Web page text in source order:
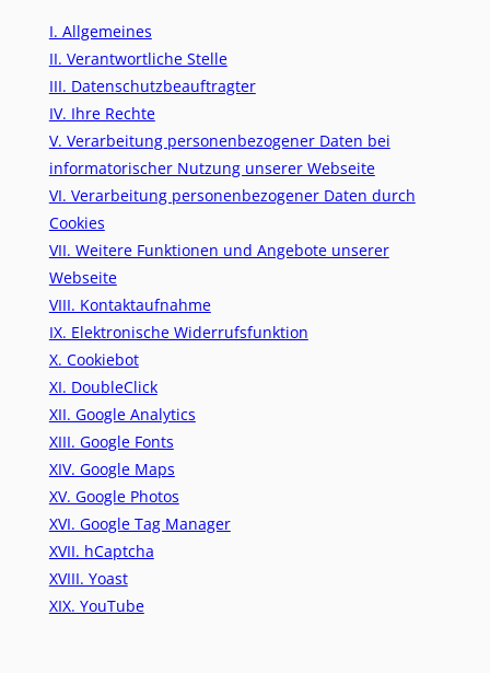
I. Allgemeines
II. Verantwortliche Stelle
III. Datenschutzbeauftragter
IV. Ihre Rechte
V. Verarbeitung personenbezogener Daten bei
informatorischer Nutzung unserer Webseite
VI. Verarbeitung personenbezogener Daten durch
Cookies
VII. Weitere Funktionen und Angebote unserer
Webseite
VIII. Kontaktaufnahme
IX. Elektronische Widerrufsfunktion
X. Cookiebot
XI. DoubleClick
XII. Google Analytics
XIII. Google Fonts
XIV. Google Maps
XV. Google Photos
XVI. Google Tag Manager
XVII. hCaptcha
XVIII. Yoast
XIX. YouTube